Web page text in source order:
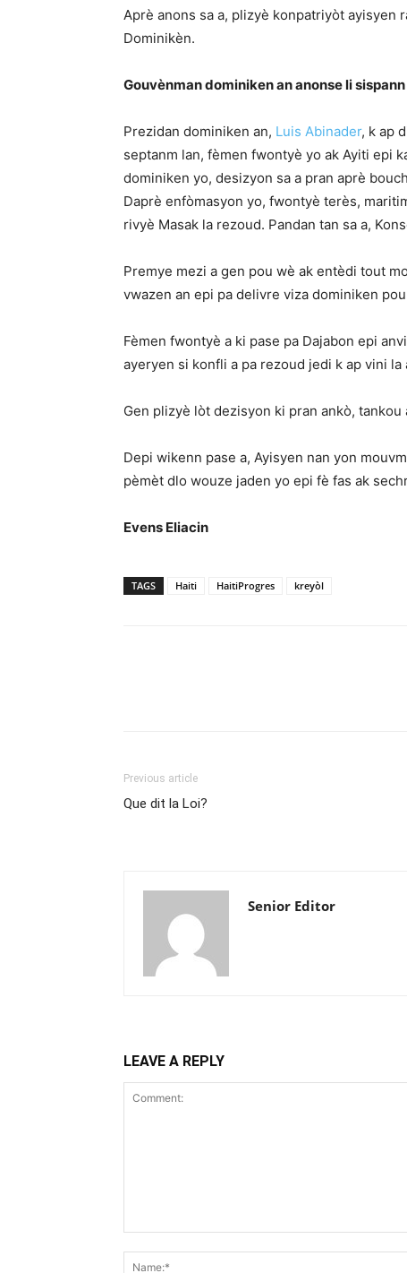
Aprè anons sa a, plizyè konpatriyòt ayisyen
Dominikèn.
Gouvènman dominiken an anonse li
Prezidan dominiken an, Luis Abinader, k ap
septanm lan, fèmen fwontyè yo ak Ayiti epi
dominiken yo, desizyon sa a pran aprè
Daprè enfòmasyon yo, fwontyè terès,
rivyè Masak la rezoud. Pandan tan sa a,
Premye mezi a gen pou wè ak entèdi tout
vwazen an epi pa delivre viza dominiken
Fèmen fwontyè a ki pase pa Dajabon epi
ayeryen si konfli a pa rezoud jedi k ap vini la
Gen plizyè lòt dezisyon ki pran ankò,
Depi wikenn pase a, Ayisyen nan yon
pèmèt dlo wouze jaden yo epi fè fas ak
Evens Eliacin
TAGS Haiti HaitiProgres kreyòl
Previous article
Que dit la Loi?
Senior Editor
LEAVE A REPLY